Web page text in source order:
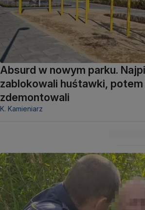
Absurd w nowym parku.
zablokowali huśtawki, potem
zdemontowali
K. Kamieniarz